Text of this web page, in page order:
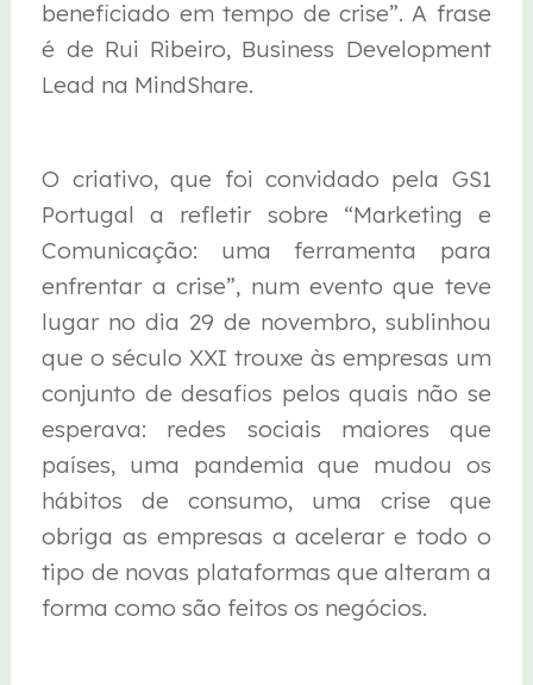
beneficiado em tempo de crise”. A frase
é de Rui Ribeiro, Business Development
Lead na MindShare.
O criativo, que foi convidado pela GS1
Portugal a refletir sobre “Marketing e
Comunicação: uma ferramenta para
enfrentar a crise”, num evento que teve
lugar no dia 29 de novembro, sublinhou
que o século XXI trouxe às empresas um
conjunto de desafios pelos quais não se
esperava: redes sociais maiores que
países, uma pandemia que mudou os
hábitos de consumo, uma crise que
obriga as empresas a acelerar e todo o
tipo de novas plataformas que alteram a
forma como são feitos os negócios.